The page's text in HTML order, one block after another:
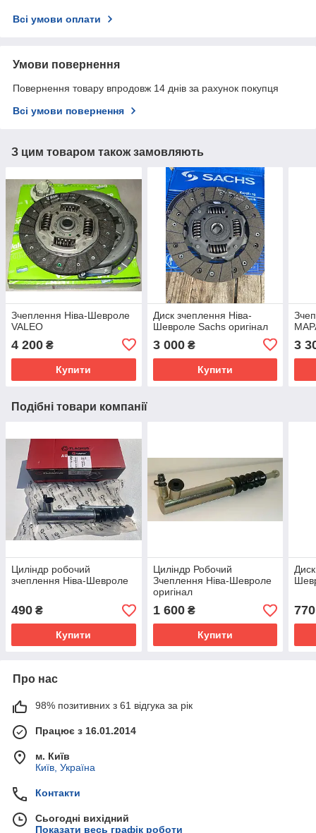
Всі умови оплати
Умови повернення
Повернення товару впродовж 14 днів за рахунок покупця
Всі умови повернення
З цим товаром також замовляють
Зчеплення Ніва-Шевроле
VALEO
4 200 ₴
Купити
Диск зчеплення Ніва-
Шевроле Sachs оригінал
3 000₴
Купити
3
Подібні товари компанії
Циліндр робочий
зчеплення Ніва-Шевроле
490 ₴
Купити
Циліндр Робочий
Зчеплення Ніва-Шевроле
оригінал
1 600₴
Купити
770
Про нас
98% позитивних з 61 відгука за рік
Працює з 16.01.2014
м. Київ
Київ, Україна
Контакти
Сьогодні вихідний
Показати весь графік роботи